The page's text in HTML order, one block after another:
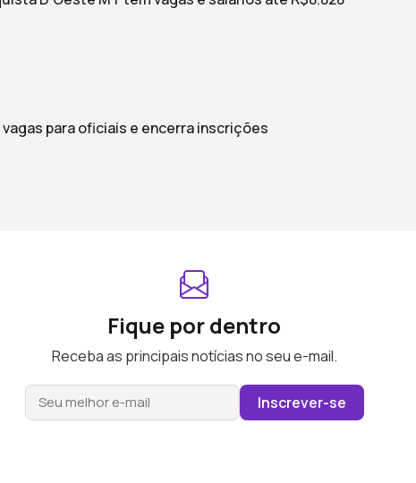
vagas para oficiais e encerra inscrições
Fique por dentro
Receba as principais notícias no seu e-mail.
Inscrever-se